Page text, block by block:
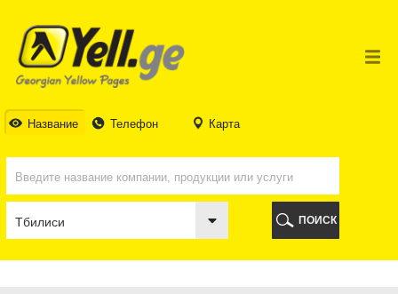
Название Телефон Карта
ТБИЛИСИ
ТБИЛИСИ
АБХАЗИЯ
ГАЛИ
БАТУМИ
КОБУЛЕТИ
ШУАХЕВИ
ЧАКВИ
ПОИСК